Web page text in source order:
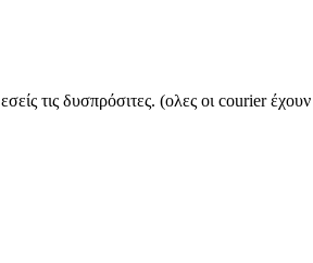
τις δυσπρόσιτες. (ολες οι courier